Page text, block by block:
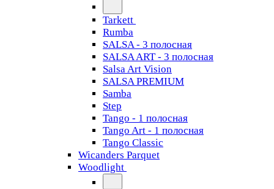
Tarkett
Rumba
SALSA - 3 полосная
SALSA ART - 3 полосная
Salsa Art Vision
SALSA PREMIUM
Samba
Step
Tango - 1 полосная
Tango Art - 1 полосная
Tango Classiс
Wicanders Parquet
Woodlight